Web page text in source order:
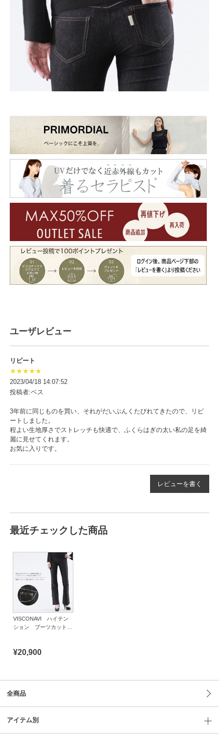
ユーザレビュー
リピート
★★★★★
2023/04/18 14:07:52
投稿者:ベス
3年前に同じものを買い、それがだいぶんくたびれてきたので、リピ
ートしました。
程よい生地厚さでストレッチも快適で、ふくらはぎの太い私の足を綺
麗に見せてくれます。
お気に入りです。
レビューを書く
最近チェックした商品
VISCONAVI ハイテン
ション ブーツカット
¥20,900
全商品
アイテム別